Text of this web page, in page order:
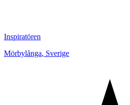
Inspiratören
Mörbylånga, Sverige